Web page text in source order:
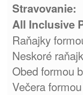
Stravovanie:
All Inclusive
Raňajky
Neskoré
Obed formou
Večera